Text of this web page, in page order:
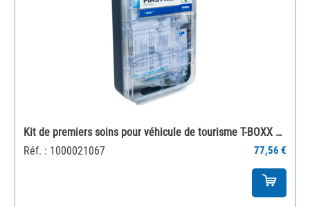
Kit de premiers soins pour véhicule de tourisme T-BOXX 120 conforme à la norme DIN 13164
Réf. : 1000021067
77,56 €